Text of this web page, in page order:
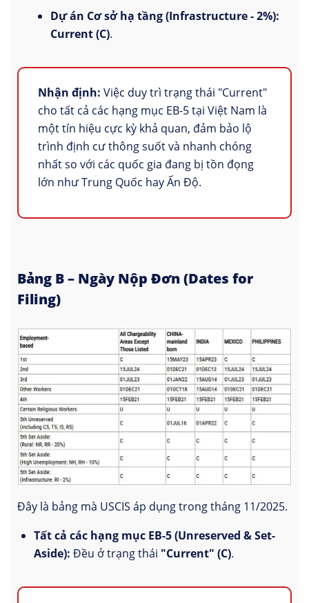
Dự án Cơ sở hạ tầng (Infrastructure - 2%):
Current (C).
Nhận định: Việc duy trì trạng thái "Current"
cho tất cả các hạng mục EB-5 tại Việt Nam là
một tín hiệu cực kỳ khả quan, đảm bảo lộ
trình định cư thông suốt và nhanh chóng
nhất so với các quốc gia đang bị tồn đọng
lớn như Trung Quốc hay Ấn Độ.
Bảng B – Ngày Nộp Đơn (Dates for
Filing)
Đây là bảng mà USCIS áp dụng trong tháng 11/2025.
Tất cả các hạng mục EB-5 (Unreserved & Set-
Aside): Đều ở trạng thái "Current" (C).